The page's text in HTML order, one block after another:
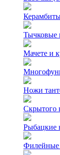
Тычковые
Мачете и
Ножи
Скрытого
Рыбацкие